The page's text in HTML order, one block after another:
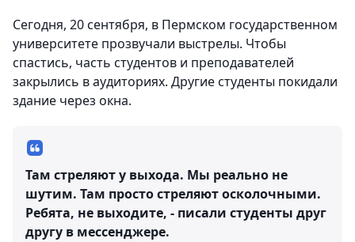
Сегодня, 20 сентября, в Пермском государственном
университете прозвучали выстрелы. Чтобы
спастись, часть студентов и преподавателей
закрылись в аудиториях. Другие студенты покидали
здание через окна.
Там стреляют у выхода. Мы реально не
шутим. Там просто стреляют осколочными.
Ребята, не выходите, - писали студенты друг
другу в мессенджере.